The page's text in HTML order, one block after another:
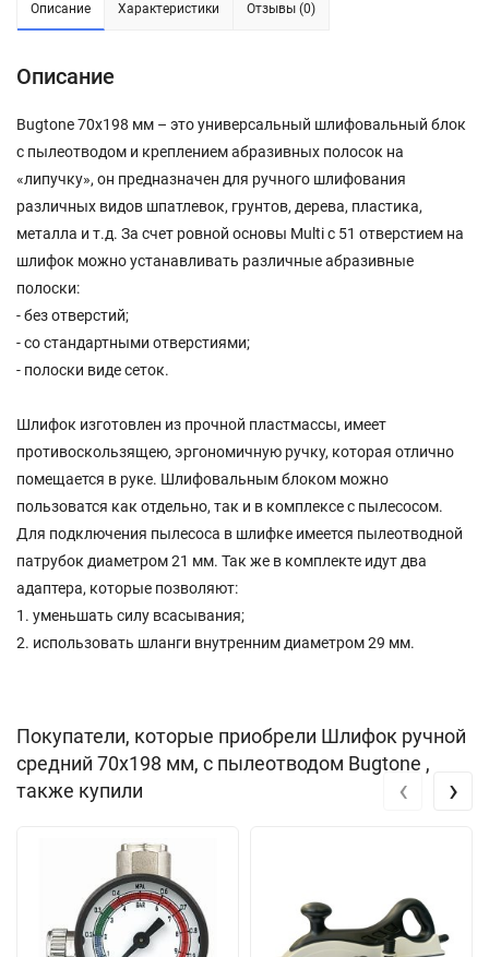
Описание Характеристики Отзывы (0)
Описание
Bugtone 70х198 мм – это универсальный шлифовальный блок
с пылеотводом и креплением абразивных полосок на
«липучку», он предназначен для ручного шлифования
различных видов шпатлевок, грунтов, дерева, пластика,
металла и т.д. За счет ровной основы Multi с 51 отверстием на
шлифок можно устанавливать различные абразивные
полоски:
- без отверстий;
- со стандартными отверстиями;
- полоски виде сеток.
Шлифок изготовлен из прочной пластмассы, имеет
противоскользящею, эргономичную ручку, которая отлично
помещается в руке. Шлифовальным блоком можно
пользоватся как отдельно, так и в комплексе с пылесосом.
Для подключения пылесоса в шлифке имеется пылеотводной
патрубок диаметром 21 мм. Так же в комплекте идут два
адаптера, которые позволяют:
1. уменьшать силу всасывания;
2. использовать шланги внутренним диаметром 29 мм.
Покупатели, которые приобрели Шлифок ручной
средний 70х198 мм, с пылеотводом Bugtone ,
также купили
‹ ›